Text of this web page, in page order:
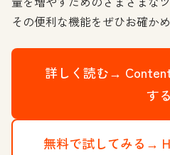
その便利な機能をぜひお確かめ
詳しく読む→
する
無料で試してみる→